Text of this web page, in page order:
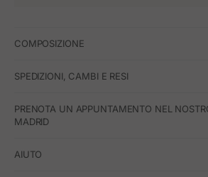
COMPOSIZIONE
SPEDIZIONI, CAMBI E RESI
PRENOTA UN APPUNTAMENTO NEL
MADRID
AIUTO